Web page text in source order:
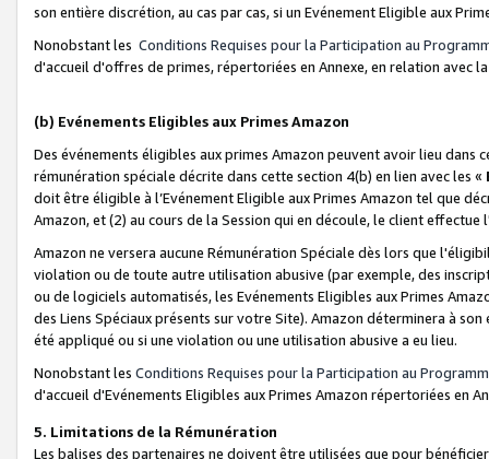
son entière discrétion, au cas par cas, si un Evénement Eligible aux
Nonobstant les Conditions Requises pour la Participation au
d'accueil d'offres de primes, répertoriées en Annexe, en relation avec
(b) Evénements Eligibles aux Primes Amazon
Des événements éligibles aux primes Amazon peuvent avoir lieu dans
rémunération spéciale décrite dans cette section 4(b) en lien avec les «
doit être éligible à l’Evénement Eligible aux Primes Amazon tel que
Amazon, et (2) au cours de la Session qui en découle, le client
Amazon ne versera aucune Rémunération Spéciale dès lors que
violation ou de toute autre utilisation abusive (par exemple, des
ou de logiciels automatisés, les Evénements Eligibles aux Primes
des Liens Spéciaux présents sur votre Site). Amazon déterminera à
été appliqué ou si une violation ou une utilisation abusive a eu lieu.
Nonobstant les Conditions Requises pour la Participation au
d'accueil d'Evénements Eligibles aux Primes Amazon répertoriées en
5. Limitations de la Rémunération
Les balises des partenaires ne doivent être utilisées que pour